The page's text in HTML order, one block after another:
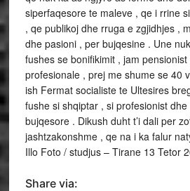
siperfaqesore te maleve , qe i rrine
, qe publikoj dhe rruga e zgjidhjes ,
dhe pasioni , per bujqesine . Une
fushes se bonifikimit , jam
profesionale , prej me shume se 40
ish Fermat socialiste te Ultesires
fushe si shqiptar , si profesionist
bujqesore . Dikush duht t’i dali per
jashtzakonshme , qe na i ka falur
Illo Foto / studjus – Tirane 13 Tetor
Share via: